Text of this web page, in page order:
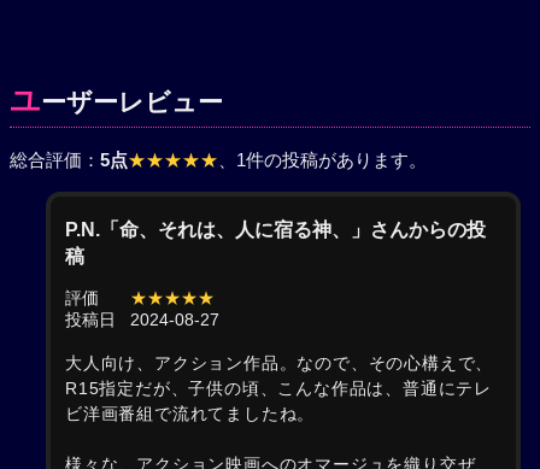
ユーザーレビュー
総合評価： 5点★★★★★ 、1件の投稿があります。
P.N.「命、それは、人に宿る神、」さんからの投
稿
評価
★★★★★
投稿日
2024-08-27
大人向け、アクション作品。なので、その心構えで、
R15指定だが、子供の頃、こんな作品は、普通にテレ
ビ洋画番組で流れてましたね。
様々な、アクション映画へのオマージュを織り交ぜ、